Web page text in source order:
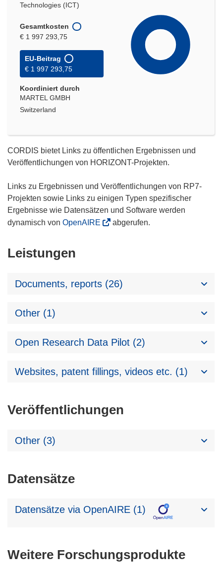
Technologies (ICT)
Gesamtkosten
€ 1 997 293,75
EU-Beitrag
€ 1 997 293,75
Koordiniert durch
MARTEL GMBH
Switzerland
CORDIS bietet Links zu öffentlichen Ergebnissen und
Veröffentlichungen von HORIZONT-Projekten.
Links zu Ergebnissen und Veröffentlichungen von RP7-
Projekten sowie Links zu einigen Typen spezifischer
Ergebnisse wie Datensätzen und Software werden
dynamisch von OpenAIRE abgerufen.
Leistungen
Documents, reports (26)
Other (1)
Open Research Data Pilot (2)
Websites, patent fillings, videos etc. (1)
Veröffentlichungen
Other (3)
Datensätze
Datensätze via OpenAIRE (1)
Weitere Forschungsprodukte